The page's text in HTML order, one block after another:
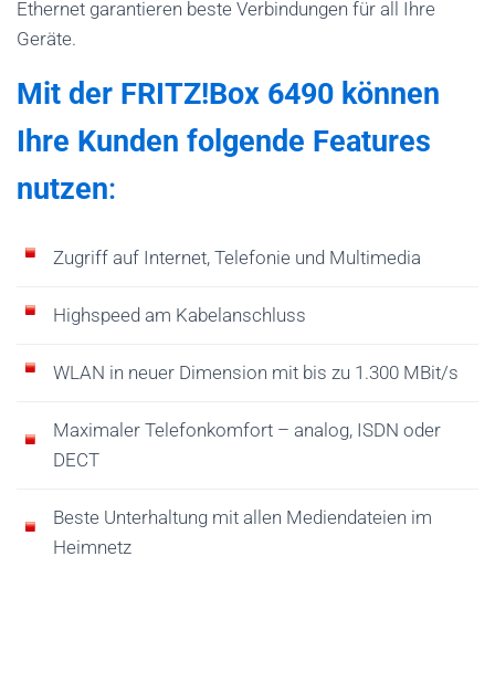
Ethernet garantieren beste Verbindungen für all Ihre
Geräte.
Mit der FRITZ!Box 6490 können
Ihre Kunden folgende Features
nutzen:
Zugriff auf Internet, Telefonie und Multimedia
Highspeed am Kabelanschluss
WLAN in neuer Dimension mit bis zu 1.300 MBit/s
Maximaler Telefonkomfort – analog, ISDN oder
DECT
Beste Unterhaltung mit allen Mediendateien im
Heimnetz